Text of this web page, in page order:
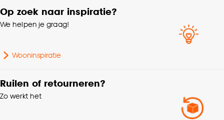
Garantietermijn
Op zoek naar inspiratie?
We helpen je graag!
Wooninspiratie
Ruilen of retourneren?
Zo werkt het